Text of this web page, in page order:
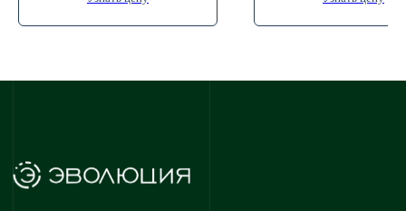
+7 927 725 06-30
+7 922 880-07-67